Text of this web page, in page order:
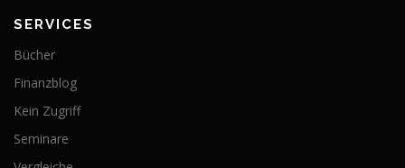
SERVICES
Bücher
Finanzblog
Kein Zugriff
Seminare